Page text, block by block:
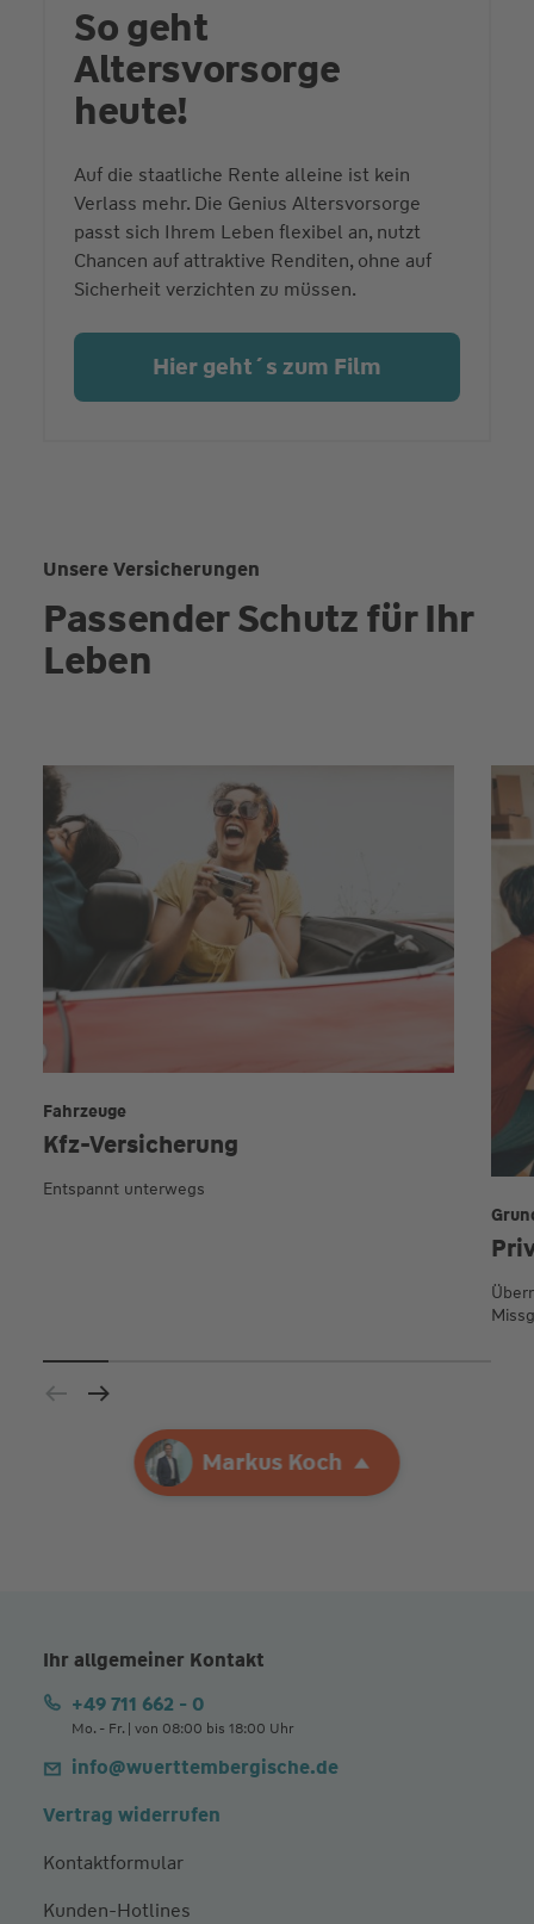
Ihre Agentur Markus Koch
Markus Koch
So geht
Altersvorsorge
heute!
Auf die staatliche Rente alleine ist kein
Verlass mehr. Die Genius Altersvorsorge
passt sich Ihrem Leben flexibel an, nutzt
Chancen auf attraktive Renditen, ohne auf
Sicherheit verzichten zu müssen.
Hier geht´s zum Film
Unsere Versicherungen
Passender Schutz für Ihr
Leben
Kfz-Versicherung
Fahrzeuge
Entspannt unterwegs
Ihr allgemeiner Kontakt
+49 711 662 - 0
Mo. - Fr. | von 08:00 bis 18:00 Uhr
info@wuerttembergische.de
Vertrag widerrufen
Kontaktformular
Kunden-Hotlines